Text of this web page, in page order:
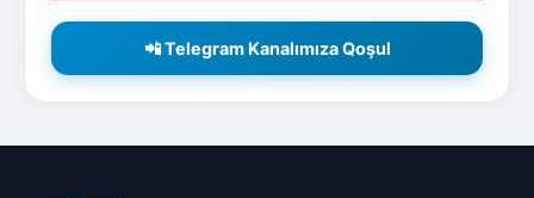
📲 Telegram Kanalımıza Qoşul